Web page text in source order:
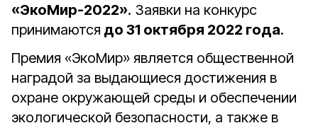
«ЭкоМир-2022». Заявки на конкурс
принимаются до 31 октября 2022 года.
Премия «ЭкоМир» является общественной
наградой за выдающиеся достижения в
охране окружающей среды и обеспечении
экологической безопасности, а также в